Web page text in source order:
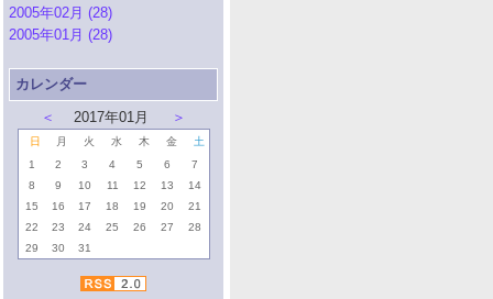
2005年02月 (28)
2005年01月 (28)
カレンダー
＜
2017年01月 ＞
日 月 火 水 木 金
土
1
2 3 4 5 6
7
8
9 10 11 12 13
14
15
16 17 18 19 20
21
22
23 24 25 26 27
28
29
30 31